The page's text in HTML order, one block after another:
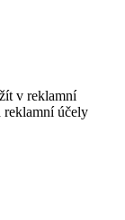
v reklamní
reklamní účely